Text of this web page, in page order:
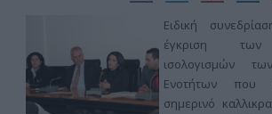
Ειδική
έγκριση των
ισολογισμών
Ενοτήτων που
σημερινό